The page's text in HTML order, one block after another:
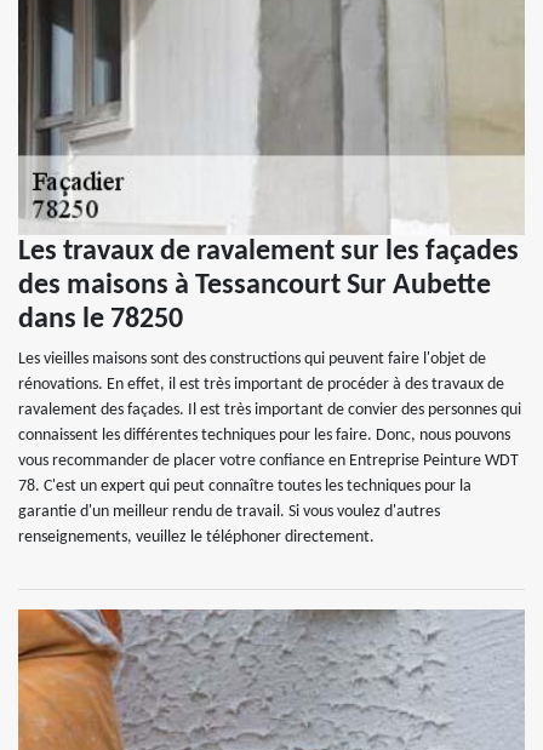
Les travaux de ravalement sur les façades
des maisons à Tessancourt Sur Aubette
dans le 78250
Les vieilles maisons sont des constructions qui peuvent faire l'objet de
rénovations. En effet, il est très important de procéder à des travaux de
ravalement des façades. Il est très important de convier des personnes qui
connaissent les différentes techniques pour les faire. Donc, nous pouvons
vous recommander de placer votre confiance en Entreprise Peinture WDT
78. C'est un expert qui peut connaître toutes les techniques pour la
garantie d'un meilleur rendu de travail. Si vous voulez d'autres
renseignements, veuillez le téléphoner directement.